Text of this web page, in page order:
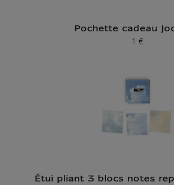
Pochette cadeau
Prix ​​actuel
1 €
Étui pliant 3 blocs notes